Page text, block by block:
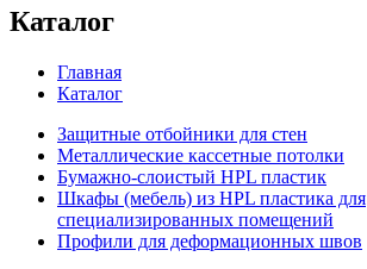
Каталог
Главная
Каталог
Защитные отбойники для стен
Металлические кассетные потолки
Бумажно-слоистый HPL пластик
Шкафы (мебель) из HPL пластика для
специализированных помещений
Профили для деформационных швов